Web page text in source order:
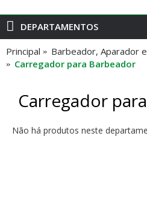
DEPARTAMENTOS
Principal
Barbeador, Aparador
Carregador para Barbeador
Carregador
Não há produtos neste